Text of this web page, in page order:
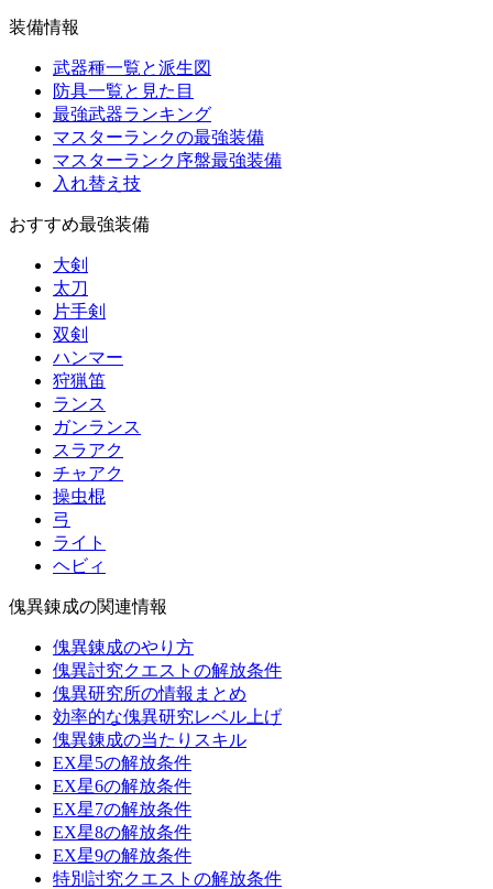
装備情報
武器種一覧と派生図
防具一覧と見た目
最強武器ランキング
マスターランクの最強装備
マスターランク序盤最強装備
入れ替え技
おすすめ最強装備
大剣
太刀
片手剣
双剣
ハンマー
狩猟笛
ランス
ガンランス
スラアク
チャアク
操虫棍
弓
ライト
ヘビィ
傀異錬成の関連情報
傀異錬成のやり方
傀異討究クエストの解放条件
傀異研究所の情報まとめ
効率的な傀異研究レベル上げ
傀異錬成の当たりスキル
EX星5の解放条件
EX星6の解放条件
EX星7の解放条件
EX星8の解放条件
EX星9の解放条件
特別討究クエストの解放条件